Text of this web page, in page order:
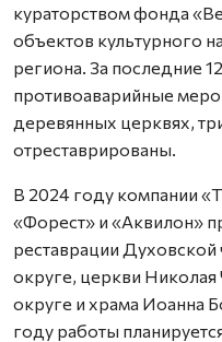
кураторством фонда
объектов культурного
региона. За последние
противоаварийные
деревянных церквях,
отреставрированы.
В 2024 году компании
«Форест» и «Аквилон»
реставрации
округе, церкви
округе и храма Иоанна
году работы